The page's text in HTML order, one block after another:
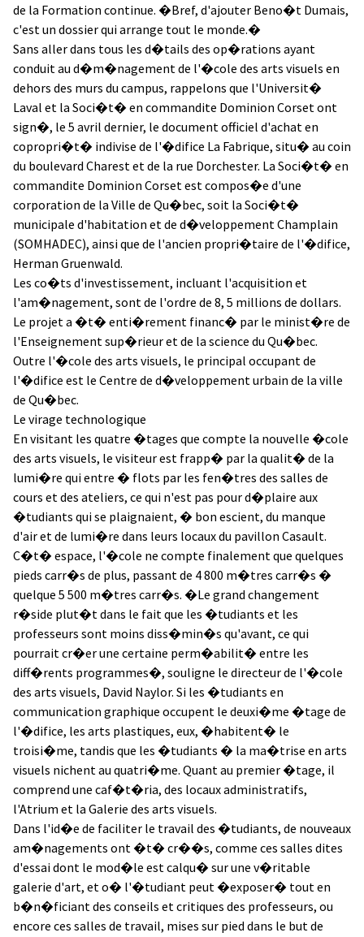
de la Formation continue. �Bref, d'ajouter Beno�t Dumais,
c'est un dossier qui arrange tout le monde.�
Sans aller dans tous les d�tails des op�rations ayant
conduit au d�m�nagement de l'�cole des arts visuels en
dehors des murs du campus, rappelons que l'Universit�
Laval et la Soci�t� en commandite Dominion Corset ont
sign�, le 5 avril dernier, le document officiel d'achat en
copropri�t� indivise de l'�difice La Fabrique, situ� au coin
du boulevard Charest et de la rue Dorchester. La Soci�t� en
commandite Dominion Corset est compos�e d'une
corporation de la Ville de Qu�bec, soit la Soci�t�
municipale d'habitation et de d�veloppement Champlain
(SOMHADEC), ainsi que de l'ancien propri�taire de l'�difice,
Herman Gruenwald.
Les co�ts d'investissement, incluant l'acquisition et
l'am�nagement, sont de l'ordre de 8, 5 millions de dollars.
Le projet a �t� enti�rement financ� par le minist�re de
l'Enseignement sup�rieur et de la science du Qu�bec.
Outre l'�cole des arts visuels, le principal occupant de
l'�difice est le Centre de d�veloppement urbain de la ville
de Qu�bec.
Le virage technologique
En visitant les quatre �tages que compte la nouvelle �cole
des arts visuels, le visiteur est frapp� par la qualit� de la
lumi�re qui entre � flots par les fen�tres des salles de
cours et des ateliers, ce qui n'est pas pour d�plaire aux
�tudiants qui se plaignaient, � bon escient, du manque
d'air et de lumi�re dans leurs locaux du pavillon Casault.
C�t� espace, l'�cole ne compte finalement que quelques
pieds carr�s de plus, passant de 4 800 m�tres carr�s �
quelque 5 500 m�tres carr�s. �Le grand changement
r�side plut�t dans le fait que les �tudiants et les
professeurs sont moins diss�min�s qu'avant, ce qui
pourrait cr�er une certaine perm�abilit� entre les
diff�rents programmes�, souligne le directeur de l'�cole
des arts visuels, David Naylor. Si les �tudiants en
communication graphique occupent le deuxi�me �tage de
l'�difice, les arts plastiques, eux, �habitent� le
troisi�me, tandis que les �tudiants � la ma�trise en arts
visuels nichent au quatri�me. Quant au premier �tage, il
comprend une caf�t�ria, des locaux administratifs,
l'Atrium et la Galerie des arts visuels.
Dans l'id�e de faciliter le travail des �tudiants, de nouveaux
am�nagements ont �t� cr��s, comme ces salles dites
d'essai dont le mod�le est calqu� sur une v�ritable
galerie d'art, et o� l'�tudiant peut �exposer� tout en
b�n�ficiant des conseils et critiques des professeurs, ou
encore ces salles de travail, mises sur pied dans le but de